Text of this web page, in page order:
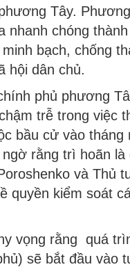
Tây.
nhanh chóng
bạch, chống
hội dân chủ.
phủ phương
trễ trong việc
bầu cử vào
rằng trì hoãn là
và Thủ
quyền kiểm soát
vọng rằng quá
sẽ bắt đầu vào